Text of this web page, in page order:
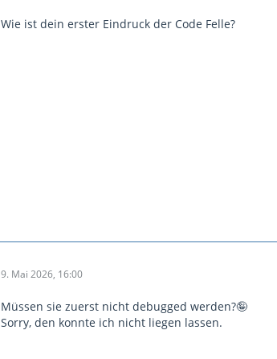
Wie ist dein erster Eindruck der Code Felle?
9. Mai 2026, 16:00
Müssen sie zuerst nicht debugged werden?🤪
Sorry, den konnte ich nicht liegen lassen.